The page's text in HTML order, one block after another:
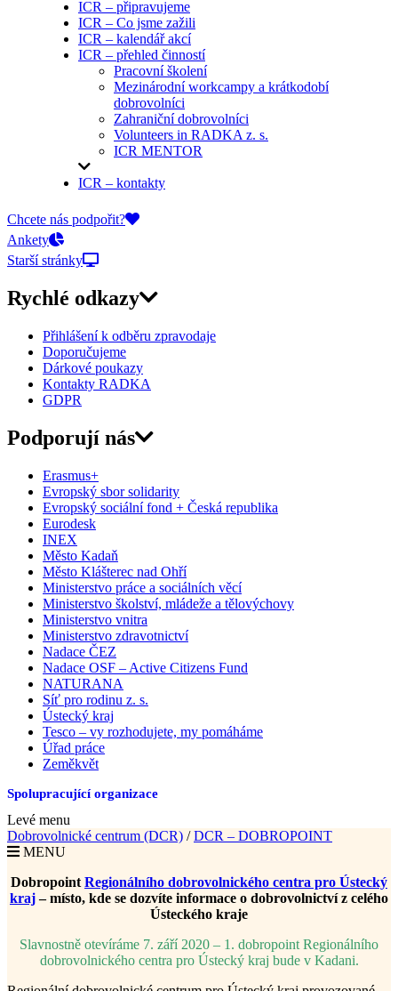
ICR – připravujeme
ICR – Co jsme zažili
ICR – kalendář akcí
ICR – přehled činností
Pracovní školení
Mezinárodní workcampy a krátkodobí
dobrovolníci
Zahraniční dobrovolníci
Volunteers in RADKA z. s.
ICR MENTOR
ICR – kontakty
On-line přihlášky
Chcete nás podpořit?
Ankety
Starší stránky
Rychlé odkazy
Přihlášení k odběru zpravodaje
Doporučujeme
Dárkové poukazy
Kontakty RADKA
GDPR
Podporují nás
Erasmus+
Evropský sbor solidarity
Evropský sociální fond + Česká republika
Eurodesk
INEX
Město Kadaň
Město Klášterec nad Ohří
Ministerstvo práce a sociálních věcí
Ministerstvo školství, mládeže a tělovýchovy
Ministerstvo vnitra
Ministerstvo zdravotnictví
Nadace ČEZ
Nadace OSF – Active Citizens Fund
NATURANA
Síť pro rodinu z. s.
Ústecký kraj
Tesco – vy rozhodujete, my pomáháme
Úřad práce
Zeměkvět
Spolupracující organizace
Levé menu
Dobrovolnické centrum (DCR) /DCR – DOBROPOINT
MENU
Dobropoint Regionálního dobrovolnického centra pro Ústecký
kraj– místo, kde se dozvíte informace o dobrovolnictví z celého
Ústeckého kraje
Slavnostně otevíráme 7. září 2020 – 1. dobropoint Regionálního
dobrovolnického centra pro Ústecký kraj bude v Kadani.